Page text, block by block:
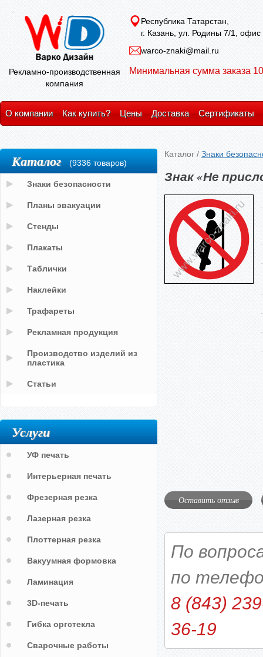
Рекламно-производственная
компания
Республика Татарстан,
г. Казань, ул. Родины 7/1, офис
warco-znaki@mail.ru
Минимальная сумма заказа
О компании Как купить? Цены Доставка Сертификаты
Каталог / Знаки
Знак «Не
Оставить отзыв
По
по
8 (843)
36-19
Каталог (9336 товаров)
Знаки безопасности
Планы эвакуации
Стенды
Плакаты
Таблички
Наклейки
Трафареты
Рекламная продукция
Производство изделий из
пластика
Статьи
Услуги
УФ печать
Интерьерная печать
Фрезерная резка
Лазерная резка
Плоттерная резка
Вакуумная формовка
Ламинация
3D-печать
Гибка оргстекла
Сварочные работы